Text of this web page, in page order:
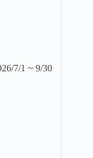
7/1 ~ 9/30